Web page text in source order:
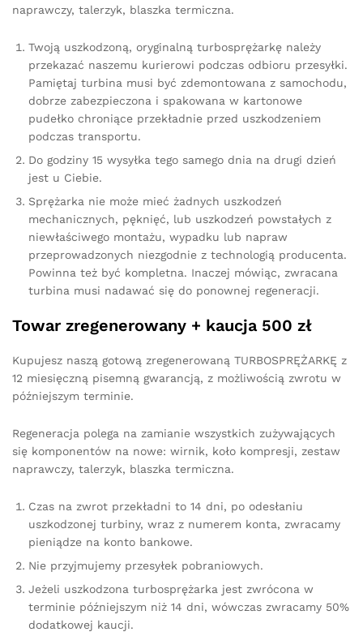
naprawczy, talerzyk, blaszka termiczna.
Twoją uszkodzoną, oryginalną turbosprężarkę należy
przekazać naszemu kurierowi podczas odbioru przesyłki.
Pamiętaj turbina musi być zdemontowana z samochodu,
dobrze zabezpieczona i spakowana w kartonowe
pudełko chroniące przekładnie przed uszkodzeniem
podczas transportu.
Do godziny 15 wysyłka tego samego dnia na drugi dzień
jest u Ciebie.
Sprężarka nie może mieć żadnych uszkodzeń
mechanicznych, pęknięć, lub uszkodzeń powstałych z
niewłaściwego montażu, wypadku lub napraw
przeprowadzonych niezgodnie z technologią producenta.
Powinna też być kompletna. Inaczej mówiąc, zwracana
turbina musi nadawać się do ponownej regeneracji.
Towar zregenerowany + kaucja 500 zł
Kupujesz naszą gotową zregenerowaną TURBOSPRĘŻARKĘ z
12 miesięczną pisemną gwarancją, z możliwością zwrotu w
późniejszym terminie.
Regeneracja polega na zamianie wszystkich zużywających
się komponentów na nowe: wirnik, koło kompresji, zestaw
naprawczy, talerzyk, blaszka termiczna.
Czas na zwrot przekładni to 14 dni, po odesłaniu
uszkodzonej turbiny, wraz z numerem konta, zwracamy
pieniądze na konto bankowe.
Nie przyjmujemy przesyłek pobraniowych.
Jeżeli uszkodzona turbosprężarka jest zwrócona w
terminie późniejszym niż 14 dni, wówczas zwracamy 50%
dodatkowej kaucji.